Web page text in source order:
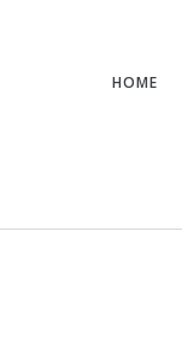
HOME